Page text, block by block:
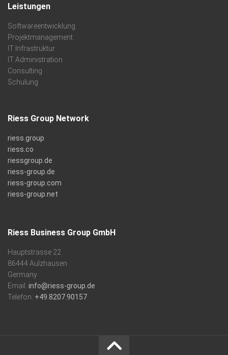
Leistungen
Softwareentwicklung
Projektmanagement
IT Infrastruktur
IT Administration
Consulting
Schulung
Riess Group Network
riess.group
riess.co
riessgroup.de
riess-group.de
riess-group.com
riess-group.net
Riess Business Group GmbH
Hauptstrasse 22
86444 Aulzhausen
Germany
Email: info@riess-group.de
Telefon: +49.8207.90157